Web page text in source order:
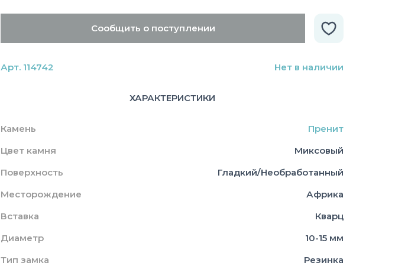
Сообщить о поступлении
Арт. 114742 Нет в наличии
ХАРАКТЕРИСТИКИ
Камень
Пренит
Цвет камня
Миксовый
Поверхность
Гладкий/Необработанный
Месторождение
Африка
Вставка
Кварц
Диаметр
10-15 мм
Тип замка
Резинка